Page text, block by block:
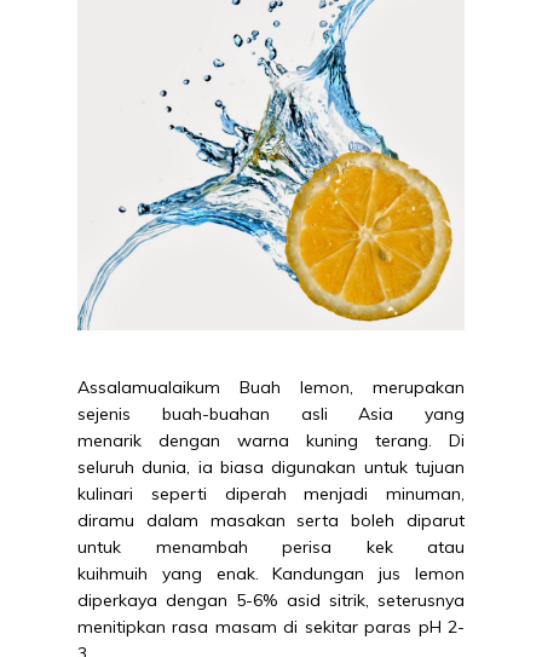
Assalamualaikum Buah lemon, merupakan
sejenis buah-buahan asli Asia yang
menarik dengan warna kuning terang. Di
seluruh dunia, ia biasa digunakan untuk tujuan
kulinari seperti diperah menjadi minuman,
diramu dalam masakan serta boleh diparut
untuk menambah perisa kek atau
kuihmuih yang enak. Kandungan jus lemon
diperkaya dengan 5-6% asid sitrik, seterusnya
menitipkan rasa masam di sekitar paras pH 2-